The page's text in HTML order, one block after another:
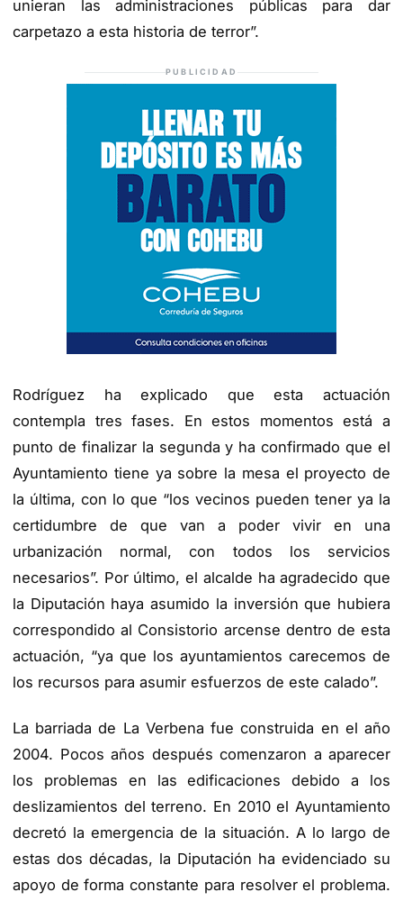
unieran las administraciones públicas para dar
carpetazo a esta historia de terror”.
PUBLICIDAD
Rodríguez ha explicado que esta actuación
contempla tres fases. En estos momentos está a
punto de finalizar la segunda y ha confirmado que el
Ayuntamiento tiene ya sobre la mesa el proyecto de
la última, con lo que “los vecinos pueden tener ya la
certidumbre de que van a poder vivir en una
urbanización normal, con todos los servicios
necesarios”. Por último, el alcalde ha agradecido que
la Diputación haya asumido la inversión que hubiera
correspondido al Consistorio arcense dentro de esta
actuación, “ya que los ayuntamientos carecemos de
los recursos para asumir esfuerzos de este calado”.
La barriada de La Verbena fue construida en el año
2004. Pocos años después comenzaron a aparecer
los problemas en las edificaciones debido a los
deslizamientos del terreno. En 2010 el Ayuntamiento
decretó la emergencia de la situación. A lo largo de
estas dos décadas, la Diputación ha evidenciado su
apoyo de forma constante para resolver el problema.